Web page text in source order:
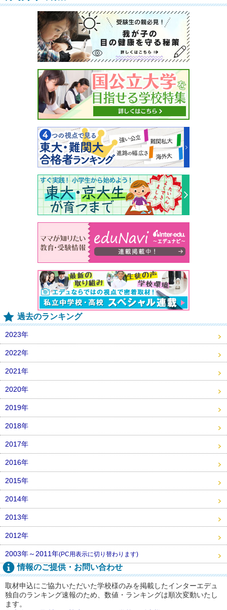
過去のランキング
2023年
2022年
2021年
2020年
2019年
2018年
2017年
2016年
2015年
2014年
2013年
2012年
2003年～2011年(PC用表示に切り替わります)
情報のご提供・お問い合わせ
取材申込にご協力いただいた学校様のみを掲載したインターエデュ
独自のランキング速報のため、数値・ランキングは順次変動いたし
ます。